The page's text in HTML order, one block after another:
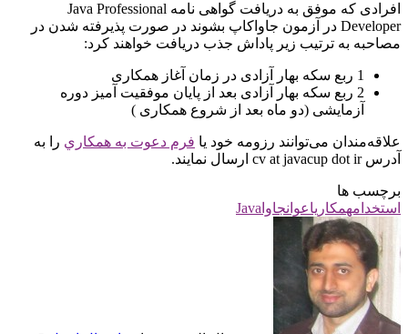
افرادی که موفق به دریافت گواهی نامه Java Professional
Developer در آزمون جاواکاپ بشوند در صورت پذیرفته شدن در
مصاحبه به ترتیب زیر پاداش جذب دریافت خواهند کرد:
1 ربع سکه بهار آزادی در زمان آغاز همکاری
2 ربع سکه بهار آزادی بعد از پایان موفقیت آمیز دوره
آزمایشی (دو ماه بعد از شروع همکاری )
علاقه‌مندان می‌توانند رزومه خود یا فرم دعوت به همكاري را به
آدرس cv at javacup dot ir ارسال نمایند.
برچسب ها
استخدامهمکاریاعوانجاواJava